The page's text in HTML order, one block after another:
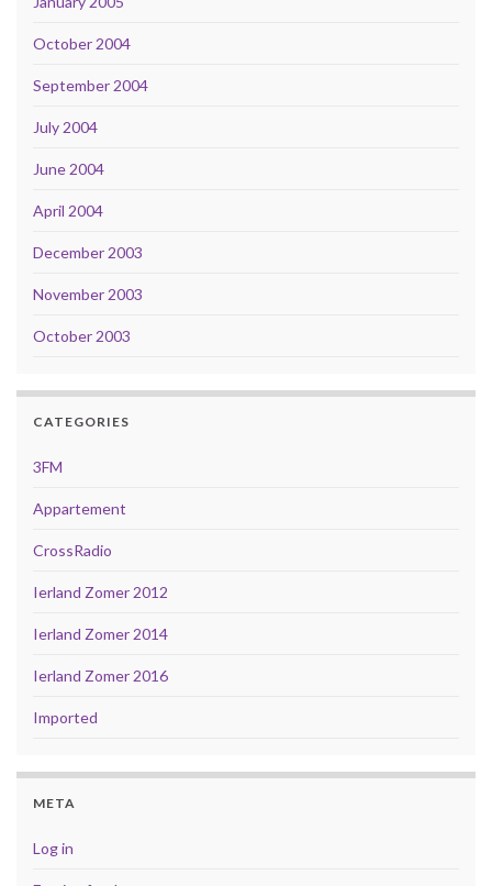
October 2004
September 2004
July 2004
June 2004
April 2004
December 2003
November 2003
October 2003
CATEGORIES
3FM
Appartement
CrossRadio
Ierland Zomer 2012
Ierland Zomer 2014
Ierland Zomer 2016
Imported
META
Log in